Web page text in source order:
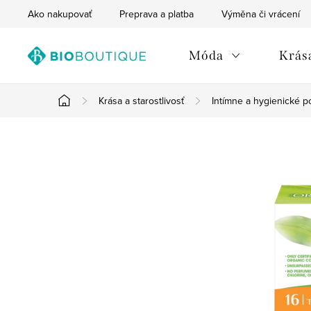
Ako nakupovať Preprava a platba Výměna či vrácení
Móda
Domov
Krása a starostlivosť Intímne a hygienické